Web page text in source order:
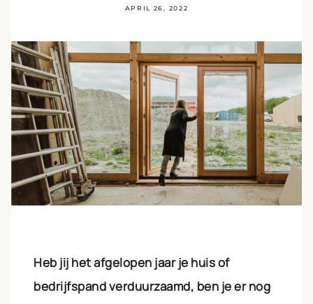
APRIL 26, 2022
Heb jij het afgelopen jaar je huis of
bedrijfspand verduurzaamd, ben je er nog